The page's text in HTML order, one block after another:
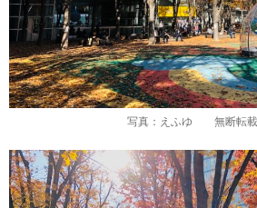
写真：えふゆ 無断転